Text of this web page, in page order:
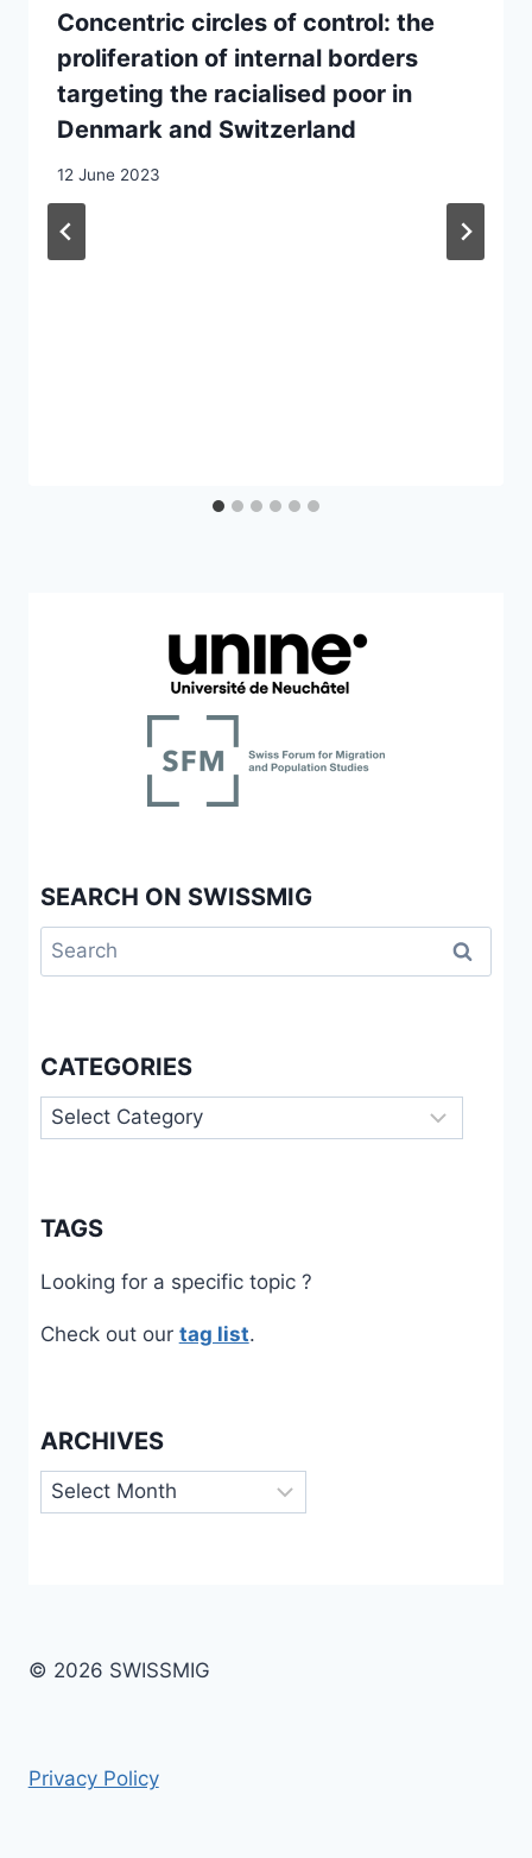
Concentric circles of control: the
proliferation of internal borders
targeting the racialised poor in
Denmark and Switzerland
12 June 2023
SEARCH ON SWISSMIG
Search
for:
CATEGORIES
Categories
TAGS
Looking for a specific topic ?
Check out our tag list.
ARCHIVES
Archives
© 2026 SWISSMIG
Privacy Policy